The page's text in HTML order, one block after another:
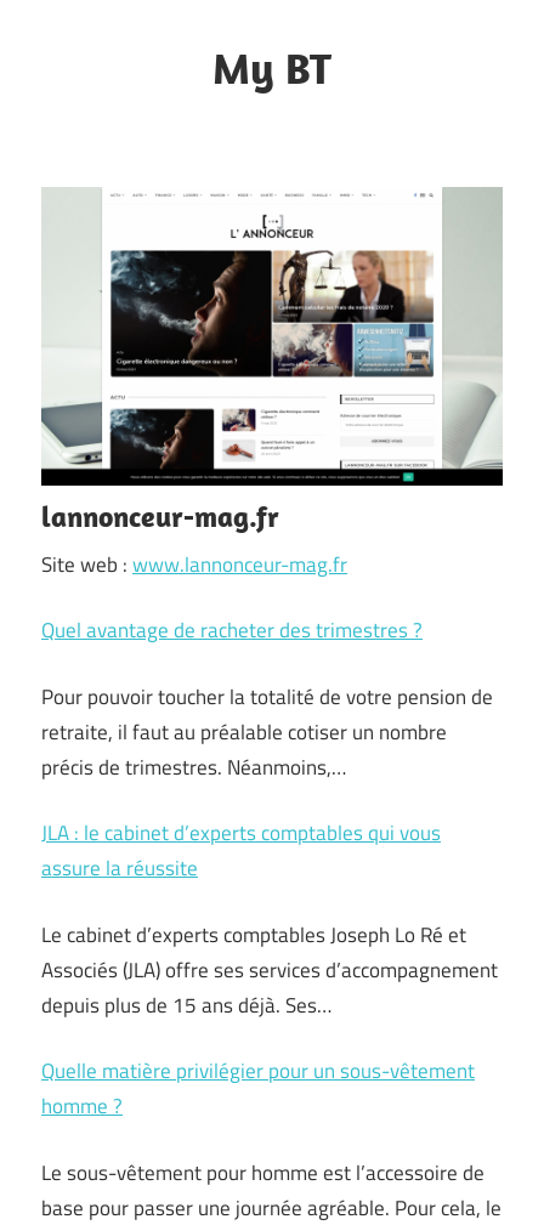
My BT
du
lannonceur-mag.fr
Site web :www.lannonceur-mag.fr
Quel avantage de racheter des trimestres ?
Pour pouvoir toucher la totalité de votre pension de
retraite, il faut au préalable cotiser un nombre
précis de trimestres. Néanmoins,…
JLA : le cabinet d’experts comptables qui vous
assure la réussite
Le cabinet d’experts comptables Joseph Lo Ré et
Associés (JLA) offre ses services d’accompagnement
depuis plus de 15 ans déjà. Ses…
Quelle matière privilégier pour un sous-vêtement
homme ?
Le sous-vêtement pour homme est l’accessoire de
base pour passer une journée agréable. Pour cela, le